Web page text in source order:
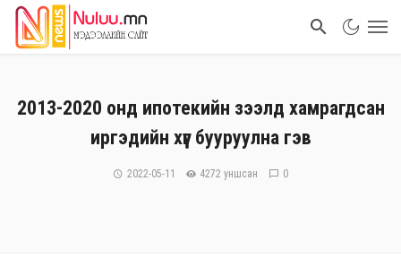
2013-2020 онд ипотекийн зээлд хамрагдсан
иргэдийн хүүг бууруулна гэв
2022-05-11 4272 уншсан 0